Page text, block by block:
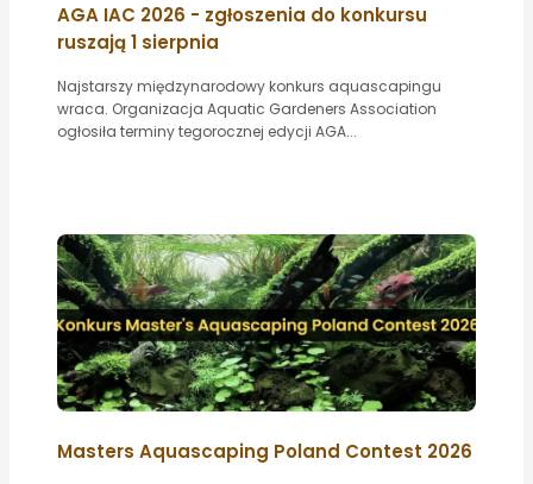
AGA IAC 2026 - zgłoszenia do konkursu
ruszają 1 sierpnia
Najstarszy międzynarodowy konkurs aquascapingu
wraca. Organizacja Aquatic Gardeners Association
ogłosiła terminy tegorocznej edycji AGA...
Masters Aquascaping Poland Contest 2026